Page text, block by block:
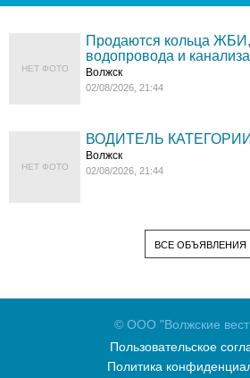
НЕТ ФОТО
Продаются кольца ЖБИ,
водопровода и
Волжск
02/08/2026, 21:44
НЕТ ФОТО
ВОДИТЕЛЬ
Волжск
02/08/2026, 21:44
ВСЕ ОБЪЯВЛЕНИЯ
© ООО "Волжские
Пользовательское
Политика